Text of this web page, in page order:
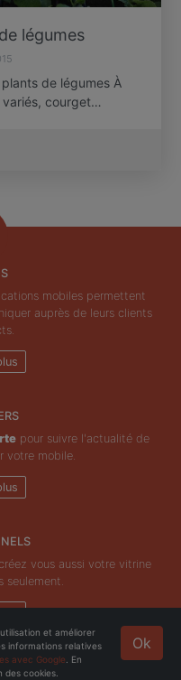
légumes
de légumes À
courget…
mobiles permettent
auprès de leurs clients
pour suivre l'actualité de
votre mobile.
vous aussi votre vitrine
seulement.
droits réservés. Ok
et améliorer
informations relatives
avec Google . En
cookies.